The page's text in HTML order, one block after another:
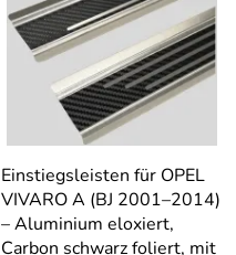
Einstiegsleisten für OPEL
VIVARO A (BJ 2001–2014)
– Aluminium eloxiert,
Carbon schwarz foliert, mit